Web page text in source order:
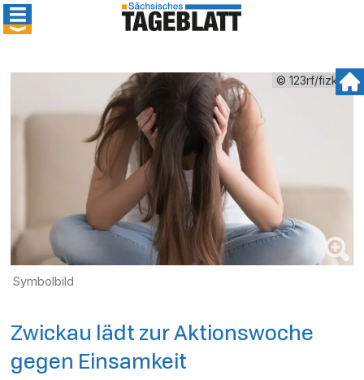
© 123rf/fizkes
Symbolbild
Zwickau lädt zur Aktionswoche
gegen Einsamkeit